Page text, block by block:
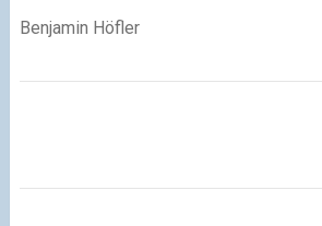
Benjamin Höfler